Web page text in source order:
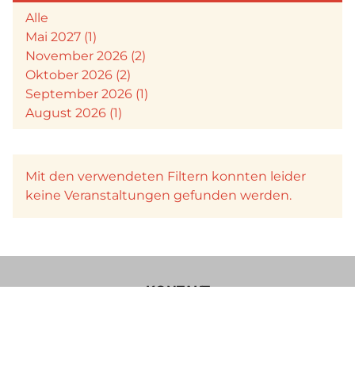
Alle
Mai 2027 (1)
November 2026 (2)
Oktober 2026 (2)
September 2026 (1)
August 2026 (1)
Mit den verwendeten Filtern konnten leider
keine Veranstaltungen gefunden werden.
KONTAKT